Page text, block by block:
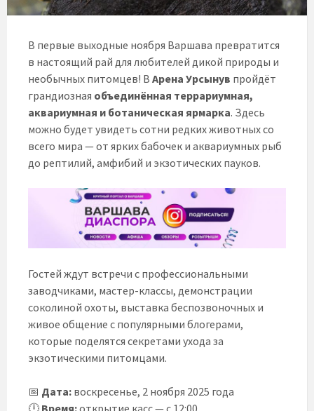
В первые выходные ноября Варшава превратится
в настоящий рай для любителей дикой природы и
необычных питомцев! В Арена Урсынув пройдёт
грандиозная объединённая террариумная,
аквариумная и ботаническая ярмарка. Здесь
можно будет увидеть сотни редких животных со
всего мира — от ярких бабочек и аквариумных рыб
до рептилий, амфибий и экзотических пауков.
Гостей ждут встречи с профессиональными
заводчиками, мастер-классы, демонстрации
соколиной охоты, выставка беспозвоночных и
живое общение с популярными блогерами,
которые поделятся секретами ухода за
экзотическими питомцами.
📅 Дата: воскресенье, 2 ноября 2025 года
🕛 Время:открытие касс — с 12:00